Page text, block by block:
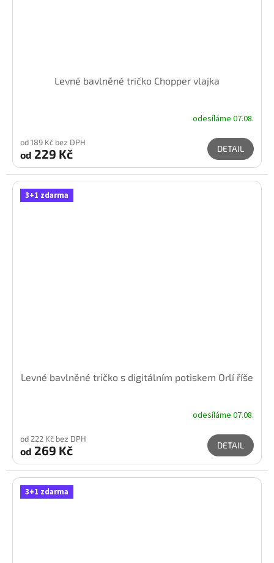
Levné bavlněné tričko Chopper vlajka
odesíláme 07.08.
od 189 Kč bez DPH
od 229 Kč DETAIL
3+1 zdarma
Levné bavlněné tričko s digitálním potiskem Orlí říše
odesíláme 07.08.
od 222 Kč bez DPH
od 269 Kč DETAIL
3+1 zdarma